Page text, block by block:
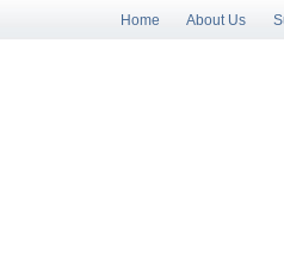
Home About Us